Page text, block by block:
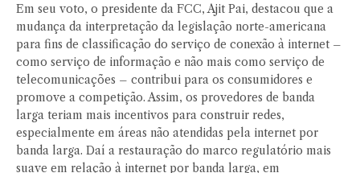
Em seu voto, o presidente da FCC, Ajit Pai, destacou que a
mudança da interpretação da legislação norte-americana
para fins de classificação do serviço de conexão à internet –
como serviço de informação e não mais como serviço de
telecomunicações – contribui para os consumidores e
promove a competição. Assim, os provedores de banda
larga teriam mais incentivos para construir redes,
especialmente em áreas não atendidas pela internet por
banda larga. Daí a restauração do marco regulatório mais
suave em relação à internet por banda larga, em